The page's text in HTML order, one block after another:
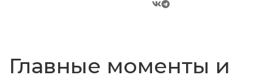
Главные моменты и